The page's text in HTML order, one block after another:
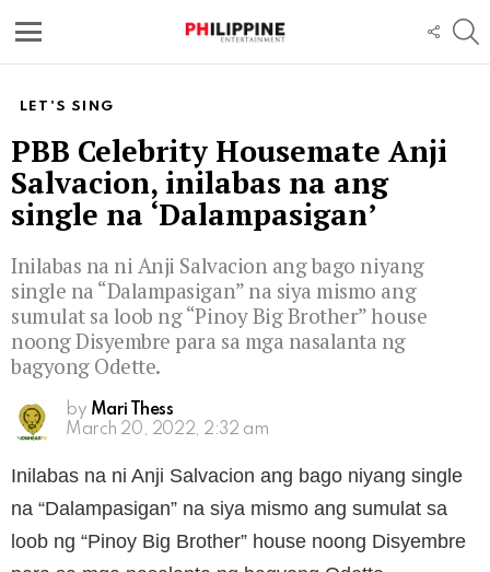
LET'S SING
PBB Celebrity Housemate Anji
Salvacion, inilabas na ang
single na ‘Dalampasigan’
Inilabas na ni Anji Salvacion ang bago niyang
single na “Dalampasigan” na siya mismo ang
sumulat sa loob ng “Pinoy Big Brother” house
noong Disyembre para sa mga nasalanta ng
bagyong Odette.
by Mari Thess
March 20, 2022, 2:32 am
Inilabas na ni Anji Salvacion ang bago niyang single
na “Dalampasigan” na siya mismo ang sumulat sa
loob ng “Pinoy Big Brother” house noong Disyembre